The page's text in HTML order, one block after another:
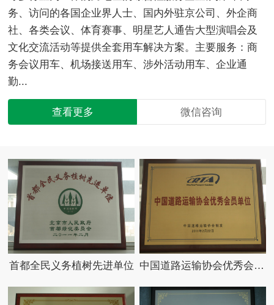
务、访问的各国企业界人士、国内外驻京公司、外企商
社、各类会议、体育赛事、明星艺人通告大型演唱会及
文化交流活动等提供全套用车解决方案。主要服务：商
务会议用车、机场接送用车、涉外活动用车、企业通
勤...
查看更多 微信咨询
首都全民义务植树先进单位 中国道路运输协会优秀会员单位